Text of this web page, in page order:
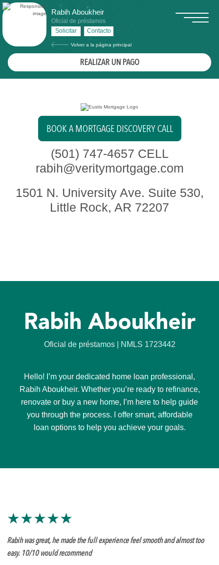
Rabih Aboukheir
Oficial de préstamos
Solicitar
Contacto
Volver a la página principal
REALIZAR UN PAGO
BOOK A MORTGAGE DISCOVERY CALL
(501) 747-4657 CELL
rabih@veritymortgage.com
1501 N. University Ave. Suite 530,
Little Rock, AR 72207
Rabih Aboukheir
Oficial de préstamos | NMLS 1723442
Hello! I’m your dedicated home loan professional,
Rabih Aboukheir. Whether you’re ready to refinance,
renovate or buy a new home, I’m here to help guide
you through the process. I offer smart, affordable
loan options to help you achieve your goals.
★★★★★
Rabih was great, he made the full experience feel smooth and almost too
easy. 10/10 would recommend